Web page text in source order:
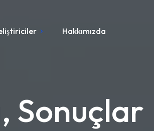
Hakkımızda
Sonuçlar